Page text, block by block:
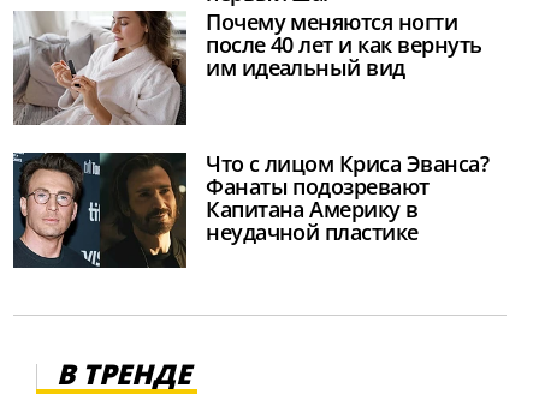
Почему меняются ногти
после 40 лет и как вернуть
им идеальный вид
Что с лицом Криса Эванса?
Фанаты подозревают
Капитана Америку в
неудачной пластике
В ТРЕНДЕ